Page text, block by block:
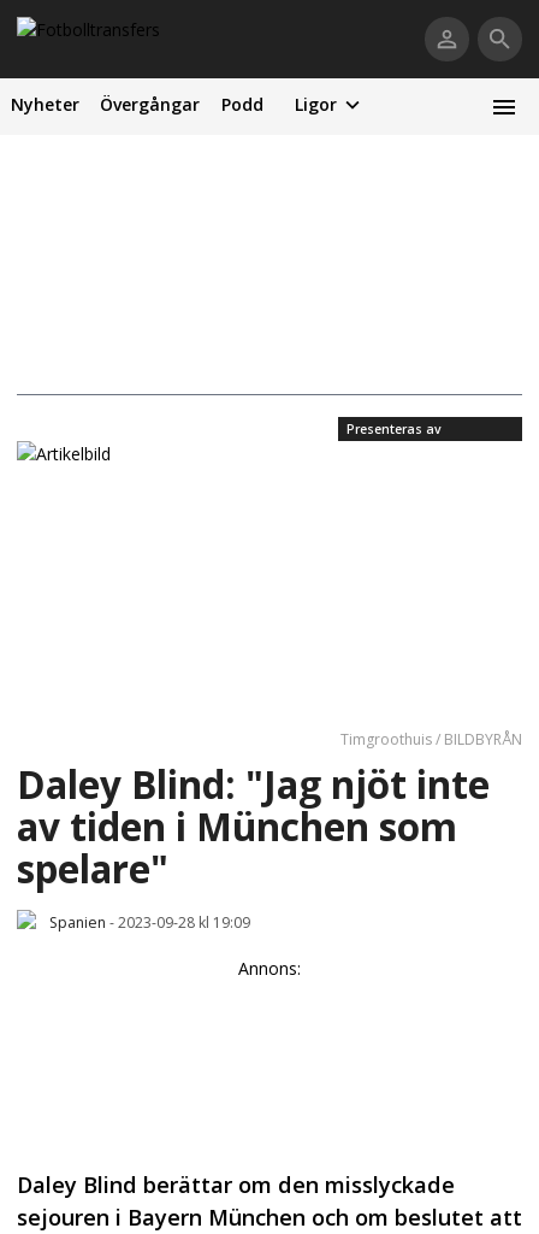
Nyheter Övergångar Podd Ligor
Presenteras av
Timgroothuis / BILDBYRÅN
Daley Blind: "Jag njöt inte
av tiden i München som
spelare"
Spanien -2023-09-28 kl 19:09
Annons:
Daley Blind berättar om den misslyckade
sejouren i Bayern München och om beslutet att